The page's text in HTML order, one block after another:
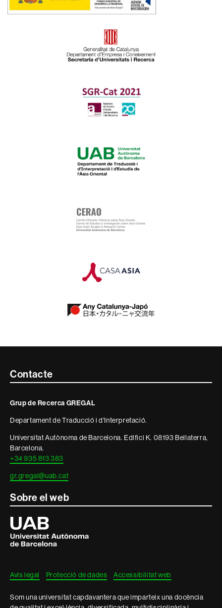
Contacte
informació
legal
Contacte
Grup de Recerca GREGAL
Departament de Traducció i d'Interpretació.
Universitat Autònoma de Barcelona. Edifici K. 08193 Bellaterra,
Barcelona.
+34 935 813 383
gr.gregal@uab.cat
Sobre el web
Universitat
Autònoma
de
Barcelona
Avís legal Protecció de dades Accessibilitat web
Som una universitat capdavantera que imparteix una docència